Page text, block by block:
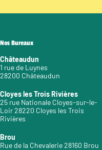
Nos Bureaux
Châteaudun
1 rue de Luynes
28200 Châteaudun
Cloyes les Trois Rivières
25 rue Nationale Cloyes-sur-le-
Loir 28220 Cloyes les Trois
Rivières
Brou
Rue de la Chevalerie 28160 Brou